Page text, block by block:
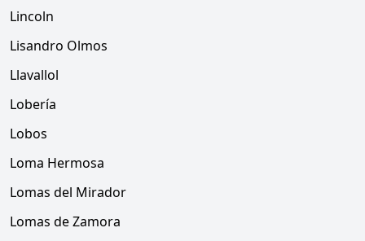
Lincoln
Lisandro Olmos
Llavallol
Lobería
Lobos
Loma Hermosa
Lomas del Mirador
Lomas de Zamora